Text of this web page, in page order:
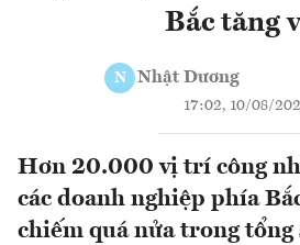
Bắc tăng
N Nhật Dương
17:02, 10/08/
Hơn 20.000 vị trí công
các doanh nghiệp phía
chiếm quá nửa trong